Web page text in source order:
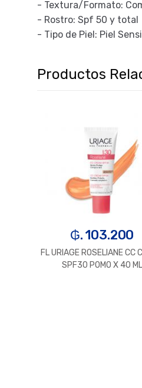
- Textura/Formato:
- Rostro: Spf 50 y total
- Tipo de Piel: Piel
Productos
₲. 103.200
FL URIAGE ROSELIANE CC
SPF30 POMO X 40 ML